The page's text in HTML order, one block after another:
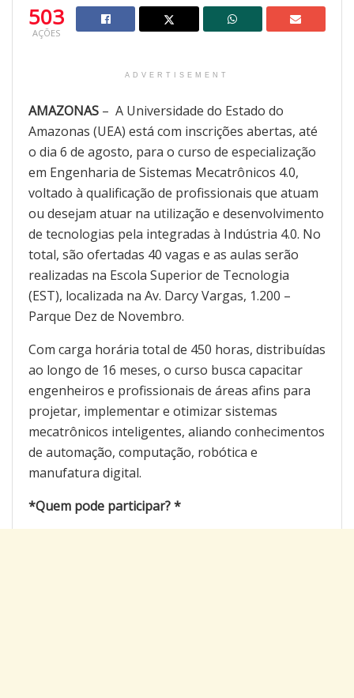
503
AÇÕES
ADVERTISEMENT
AMAZONAS – A Universidade do Estado do
Amazonas (UEA) está com inscrições abertas, até
o dia 6 de agosto, para o curso de especialização
em Engenharia de Sistemas Mecatrônicos 4.0,
voltado à qualificação de profissionais que atuam
ou desejam atuar na utilização e desenvolvimento
de tecnologias pela integradas à Indústria 4.0. No
total, são ofertadas 40 vagas e as aulas serão
realizadas na Escola Superior de Tecnologia
(EST), localizada na Av. Darcy Vargas, 1.200 –
Parque Dez de Novembro.
Com carga horária total de 450 horas, distribuídas
ao longo de 16 meses, o curso busca capacitar
engenheiros e profissionais de áreas afins para
projetar, implementar e otimizar sistemas
mecatrônicos inteligentes, aliando conhecimentos
de automação, computação, robótica e
manufatura digital.
*Quem pode participar? *